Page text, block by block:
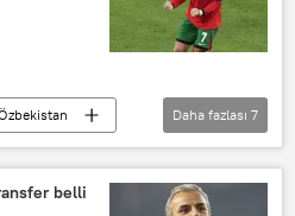
Ronaldo
tarihi maç
Daha fazlası 7
belli